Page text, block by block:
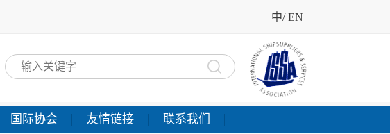
中/EN
国际协会 友情链接 联系我们